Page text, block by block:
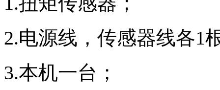
2.电源线，传感器线各1
3.本机一台；